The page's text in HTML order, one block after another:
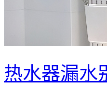
热水器漏水